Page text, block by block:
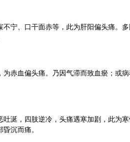
宁、口干面赤等，此为肝阳偏头痛。
赤血偏头痛。乃因气滞而致血瘀；或
涎，四肢逆冷，头痛遇寒加剧，此为
昏沉而痛。